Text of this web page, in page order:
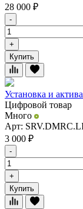
28 000 ₽
-
+
Купить
Установка и
Цифровой товар
Много
Арт:
3 000 ₽
-
+
Купить